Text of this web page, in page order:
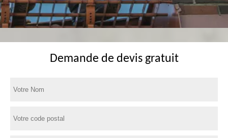
Demande de devis gratuit